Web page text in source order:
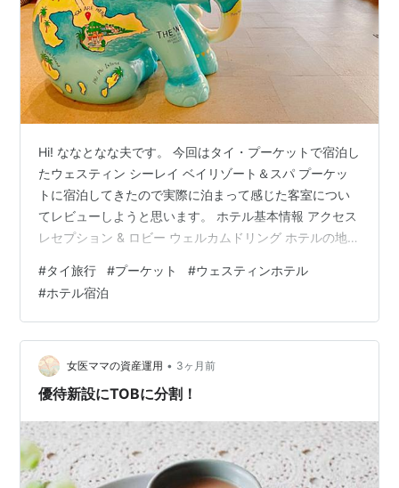
Hi! ななとなな夫です。 今回はタイ・プーケットで宿泊し
たウェスティン シーレイ ベイリゾート＆スパ プーケッ
トに宿泊してきたので実際に泊まって感じた客室につい
てレビューしようと思います。 ホテル基本情報 アクセス
レセプション & ロビー ウェルカムドリング ホテルの地図
ェルカムフルーツ＆スナック バスルーム その他の備品
ホテル内設備 プール フィットネスジム まとめ 便利だっ
たアイテム ホテル基本情報 ホテル名：ウェスティン シ
ーレイ ベイリゾート＆スパ プーケット エリア：タイ プ
ーケット プール / ビーチ：あり フィットネ…
#タイ旅行 #プーケット #ウェスティンホテル
#ホテル宿泊
女医ママの資産運用 • 3ヶ月前
優待新設にTOBに分割！